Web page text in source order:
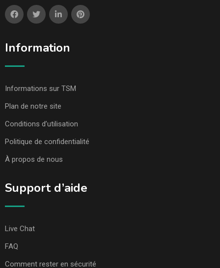
Information
Informations sur TSM
Plan de notre site
Conditions d’utilisation
Politique de confidentialité
À propos de nous
Support d’aide
Live Chat
FAQ
Comment rester en sécurité